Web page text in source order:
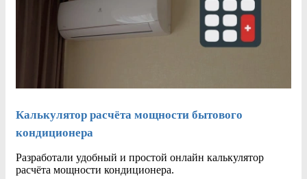
Калькулятор расчёта мощности бытового
кондиционера
Разработали удобный и простой онлайн калькулятор
расчёта мощности кондиционера.